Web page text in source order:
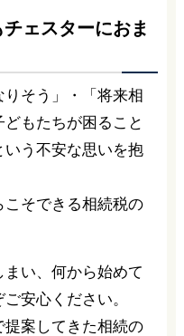
ェスターにおま
りそう」・「将来相
もたちが困ること
う不安な思いを抱
そできる相続税の
い、何から始めて
安心ください。
案してきた相続の